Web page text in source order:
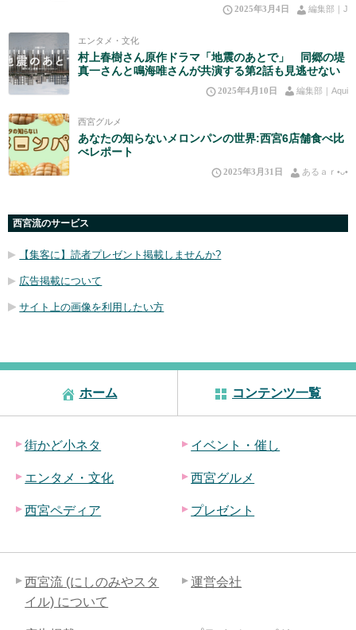
2025年3月4日 編集部｜J
エンタメ・文化
村上春樹さん原作ドラマ「地震のあとで」 同郷の堤
真一さんと鳴海唯さんが共演する第2話も見逃せない
2025年4月10日 編集部｜Aqui
西宮グルメ
あなたの知らないメロンパンの世界:西宮6店舗食べ比
べレポート
2025年3月31日 あるａｒ•⁠ᴗ⁠•⁠
西宮流のサービス
【集客に】読者プレゼント掲載しませんか?
広告掲載について
サイト上の画像を利用したい方
ホーム コンテンツ一覧
街かど小ネタ イベント・催し
エンタメ・文化 西宮グルメ
西宮ペディア プレゼント
西宮流 (にしのみやスタ
イル) について
運営会社